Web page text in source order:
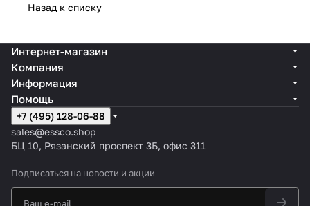
Назад к списку
Интернет-магазин
Компания
Информация
Помощь
+7 (495) 128-06-88
sales@essco.shop
БЦ 10, Рязанский проспект 3Б, офис 311
Подписаться на новости и акции